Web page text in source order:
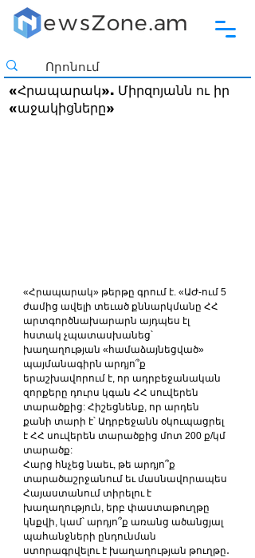
«Հրապարակ». Միրզոյանն ու իր
«աջակիցները»
«Հրապարակ» թերթը գրում է. «ԱԺ-ում 5
ժամից ավելի տեւած քննարկմանը ՀՀ
արտգործնախարարն այդպես էլ
հստակ չպատասխանեց՝
խաղաղության «համաձայնեցված»
պայմանագիրն արդյո՞ք
երաշխավորում է, որ ադրբեջանական
զորքերը դուրս կգան ՀՀ սուվերեն
տարածքից: Հիշեցնենք, որ արդեն
քանի տարի է՝ Ադրբեջանն օկուպացրել
է ՀՀ սուվերեն տարածքից մոտ 200 ք/կմ
տարածք:
Հարց հնչեց նաեւ, թե արդյո՞ք
տարածաշրջանում եւ մասնավորապես
Հայաստանում տիրելու է
խաղաղություն, երբ փաստաթուղթը
կնքվի, կամ՝ արդյո՞ք առանց ածանցյալ
պահանջների ընդունման
ստորագրվելու է խաղաղության թուղթը․